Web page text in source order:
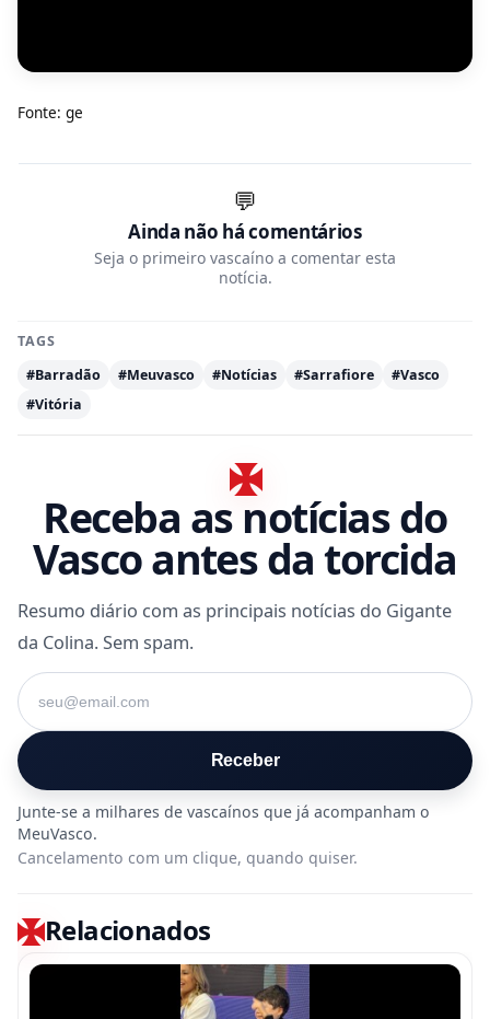
Fonte: ge
💬
Ainda não há comentários
Seja o primeiro vascaíno a comentar esta
notícia.
TAGS
#Barradão
#Meuvasco #Notícias #Sarrafiore
#Vasco
#Vitória
Receba as notícias do
Vasco antes da torcida
Resumo diário com as principais notícias do Gigante
da Colina. Sem spam.
Seu e-mail
Receber
Cancelamento com um clique, quando quiser.
Relacionados